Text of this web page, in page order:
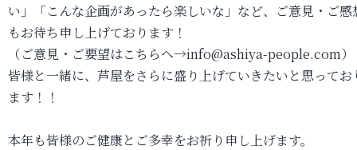
い」「こんな企画があったら楽しいな」など、ご意見・ご感
もお待ち申し上げております！
（ご意見・ご要望はこちらへ→info@ashiya-people.com）
皆様と一緒に、芦屋をさらに盛り上げていきたいと思ってお
ます！！
本年も皆様のご健康とご多幸をお祈り申し上げます。